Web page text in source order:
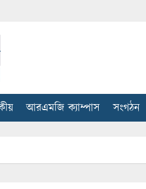
আরএমজি ক্যাম্পাস সংগঠন